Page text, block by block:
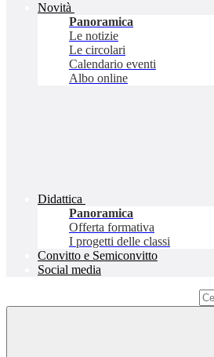
Novità
Panoramica
Le notizie
Le circolari
Calendario eventi
Albo online
Didattica
Panoramica
Offerta formativa
I progetti delle classi
Convitto e Semiconvitto
Social media